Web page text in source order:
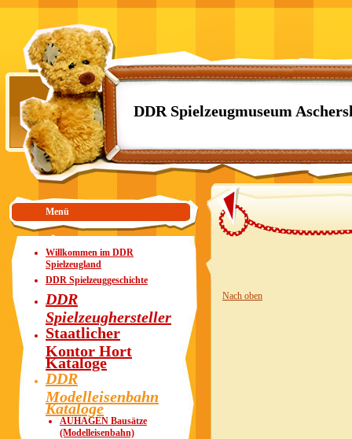
DDR Spielzeugmuseum
Menü
Willkommen im DDR
Spielzeugland
DDR Spielzeuggeschichte
DDR
Spielzeughersteller
Staatlicher
Kontor Hort
Kataloge
DDR
Modelleisenbahn
Kataloge
AUHAGEN Bausätze
(Modelleisenbahn)
Nach oben